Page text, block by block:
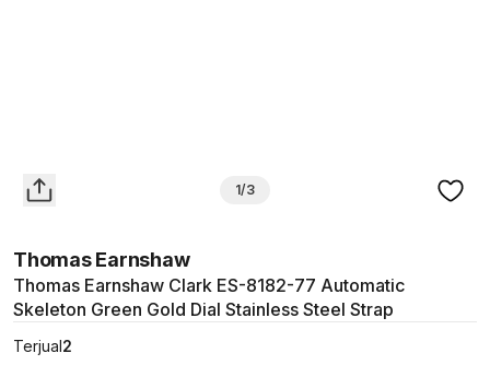
1/3
Thomas Earnshaw
Thomas Earnshaw Clark ES-8182-77 Automatic
Skeleton Green Gold Dial Stainless Steel Strap
Terjual2